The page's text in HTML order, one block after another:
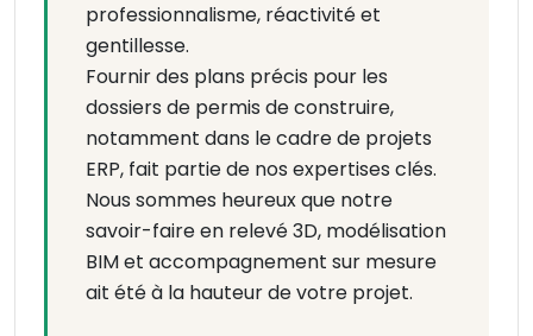
professionnalisme, réactivité et
gentillesse.
Fournir des plans précis pour les
dossiers de permis de construire,
notamment dans le cadre de projets
ERP, fait partie de nos expertises clés.
Nous sommes heureux que notre
savoir-faire en relevé 3D, modélisation
BIM et accompagnement sur mesure
ait été à la hauteur de votre projet.